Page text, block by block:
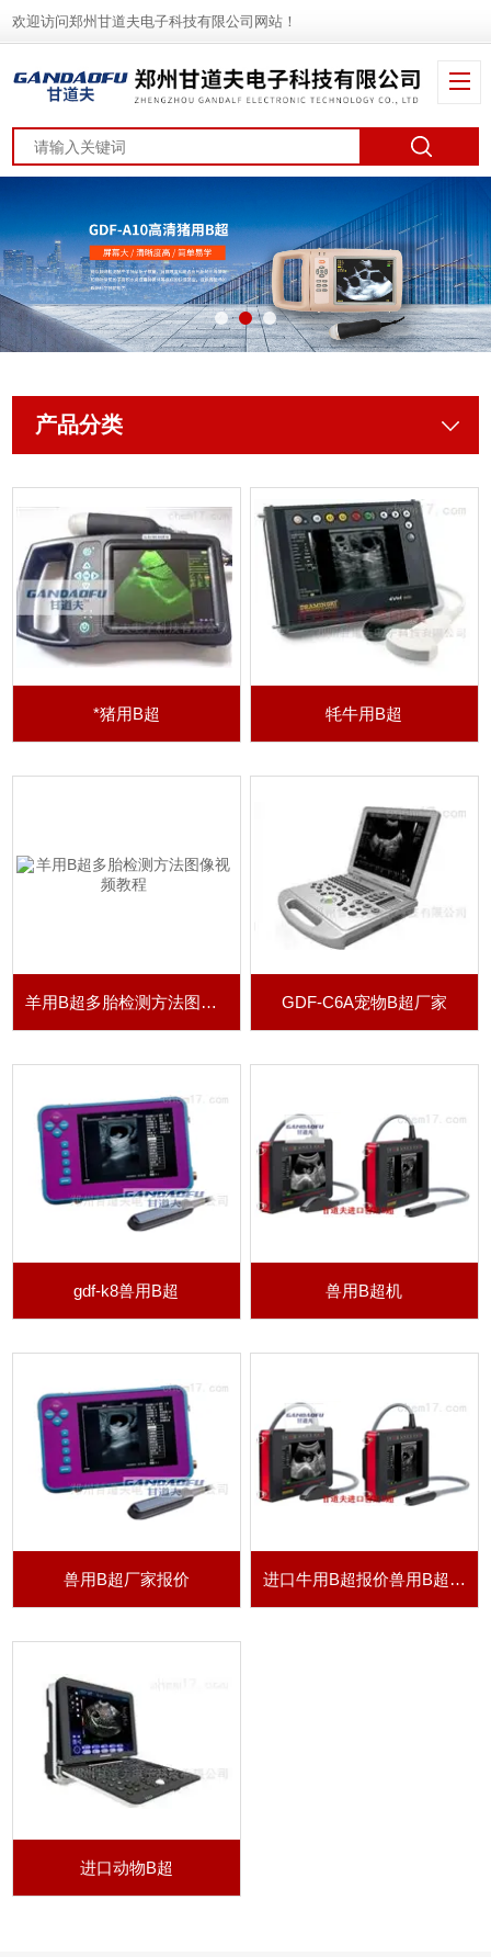
欢迎访问郑州甘道夫电子科技有限公司网站！
产品分类
*猪用B超 牦牛用B超
羊用B超多胎检测方法图像视频教程 GDF-C6A宠物B超厂家
gdf-k8兽用B超 兽用B超机
兽用B超厂家报价 进口牛用B超报价兽用B超品牌动物B超厂家
进口动物B超